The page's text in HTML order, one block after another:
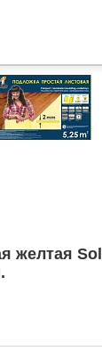
желтая